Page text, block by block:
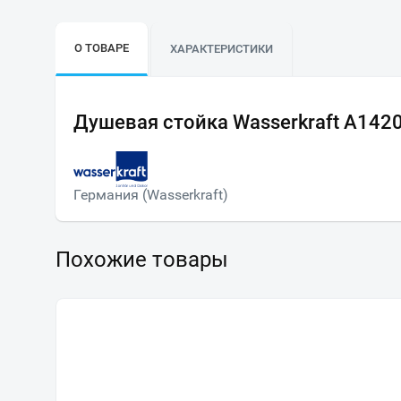
О ТОВАРЕ ХАРАКТЕРИСТИКИ
Душевая стойка Wasserkraft
Германия (Wasserkraft)
Похожие товары